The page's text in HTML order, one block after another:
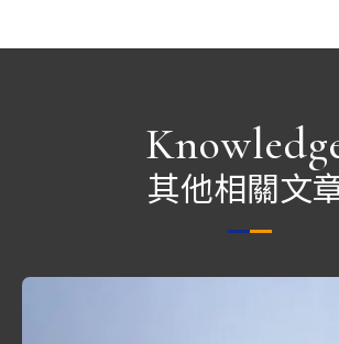
其他相關文